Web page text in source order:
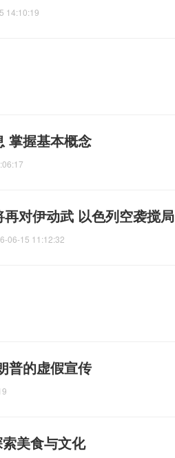
14:10:19
掌握基本概念
对伊动武 以色列空袭搅局
06-15 11:12:32
普的虚假宣传
美食与文化